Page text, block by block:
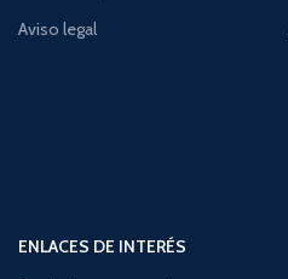
Aviso legal
ENLACES DE INTERÉS